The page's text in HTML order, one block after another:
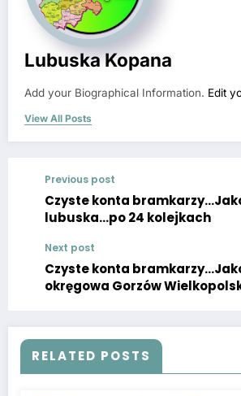
Lubuska Kopana
Add your Biographical Information. Edit
View All Posts
Previous post
Czyste konta
lubuska…po 24 kolejkach
Next post
Czyste konta
okręgowa Gorzów
RELATED POSTS